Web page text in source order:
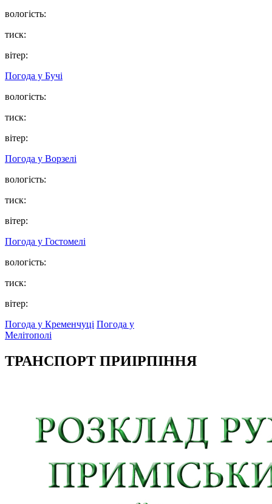
вологість:
тиск:
вітер:
Погода у Бучі
вологість:
тиск:
вітер:
Погода у Ворзелі
вологість:
тиск:
вітер:
Погода у Гостомелі
вологість:
тиск:
вітер:
Погода у Кременчуці Погода у
Мелітополі
ТРАНСПОРТ ПРИІРПІННЯ